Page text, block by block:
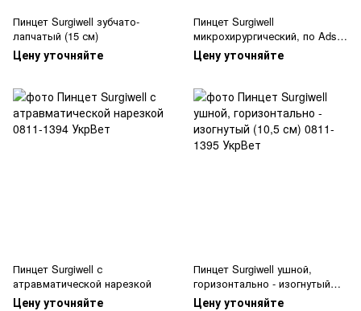
Пинцет Surgiwell зубчато-
лапчатый (15 см)
Цену уточняйте
Пинцет Surgiwell
микрохирургический, по Adson
(15 см)
Цену уточняйте
Пинцет Surgiwell с
атравматической нарезкой
Цену уточняйте
Пинцет Surgiwell ушной,
горизонтально - изогнутый
(10,5 см)
Цену уточняйте